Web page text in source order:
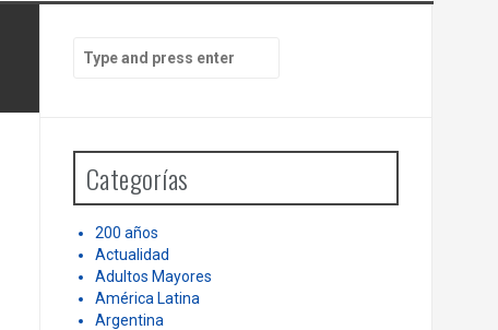
Cuando España tuvo hambre, la
h
o
Categorías
200 años
Actualidad
Adultos Mayores
América Latina
Argentina